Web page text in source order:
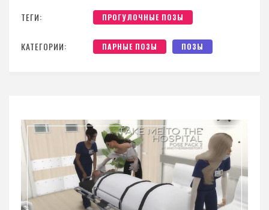
ТЕГИ: ПРОГУЛОЧНЫЕ ПОЗЫ
КАТЕГОРИИ: ПАРНЫЕ ПОЗЫ ПОЗЫ